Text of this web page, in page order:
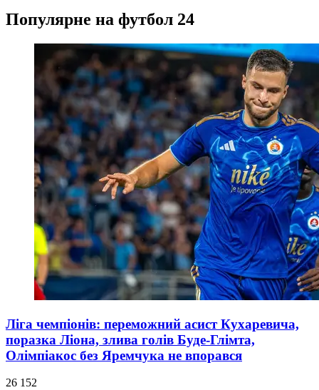
Популярне на футбол 24
Ліга чемпіонів: переможний асист Кухаревича,
поразка Ліона, злива голів Буде-Глімта,
Олімпіакос без Яремчука не впорався
26 152